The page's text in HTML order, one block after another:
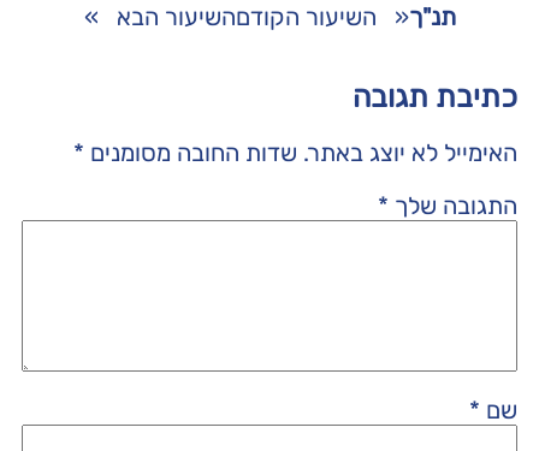
תנ"ך« השיעור הקודםהשיעור הבא »
כתיבת תגובה
האימייל לא יוצג באתר. שדות החובה מסומנים *
התגובה שלך *
שם *